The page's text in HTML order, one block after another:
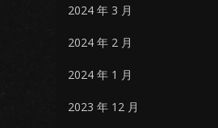
2024 年 3 月
2024 年 2 月
2024 年 1 月
2023 年 12 月